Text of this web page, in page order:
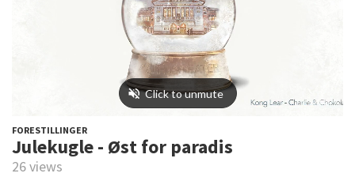
FORESTILLINGER
Julekugle - Øst for paradis
26 views